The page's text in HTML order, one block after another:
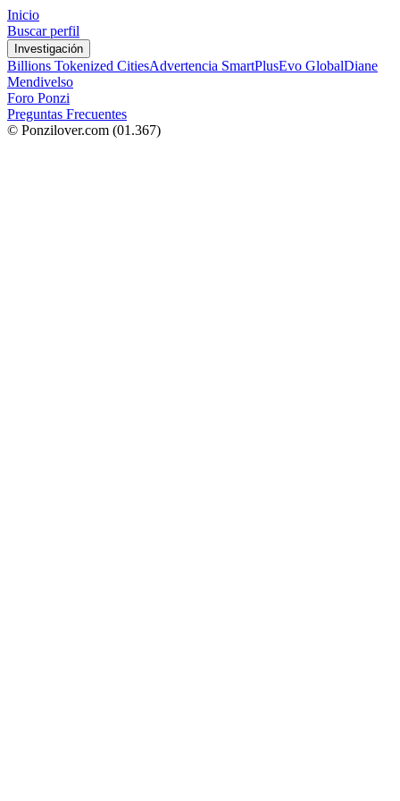
Inicio
Buscar perfil
Investigación
Billions Tokenized CitiesAdvertencia SmartPlusEvo GlobalDiane
Mendivelso
Foro Ponzi
Preguntas Frecuentes
© Ponzilover.com (01.367)